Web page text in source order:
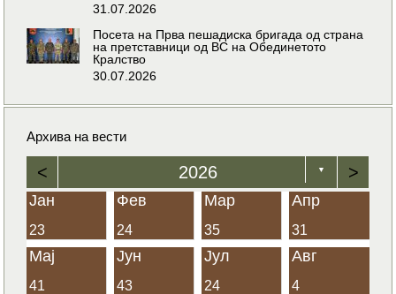
31.07.2026
Посета на Прва пешадиска бригада од страна
на претставници од ВС на Обединетото
Кралство
30.07.2026
Архива на вести
< 2026 ▼ >
Јан
23
Фев
24
Мар
35
Апр
31
Мај
41
Јун
43
Јул
24
Авг
4